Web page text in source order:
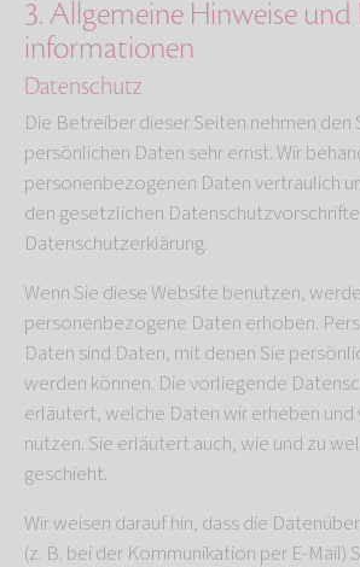
3. Allgemeine Hinweise
informationen
Datenschutz
Die Betreiber dieser Seiten nehmen den
persönlichen Daten sehr ernst. Wir
personenbezogenen Daten vertraulich
den gesetzlichen
Datenschutzerklärung.
Wenn Sie diese Website benutzen,
personenbezogene Daten erhoben.
Daten sind Daten, mit denen Sie
werden können. Die vorliegende
erläutert, welche Daten wir erheben und
nutzen. Sie erläutert auch, wie und zu
geschieht.
Wir weisen darauf hin, dass die
(z. B. bei der Kommunikation per E-Mail)